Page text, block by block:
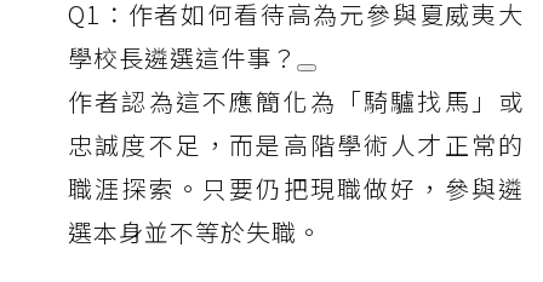
Q1：作者如何看待高為元參與夏威夷大
學校長遴選這件事？
作者認為這不應簡化為「騎驢找馬」或
忠誠度不足，而是高階學術人才正常的
職涯探索。只要仍把現職做好，參與遴
選本身並不等於失職。